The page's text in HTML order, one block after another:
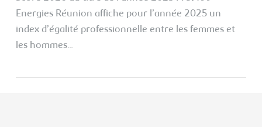
Energies Réunion affiche pour l’année 2025 un
index d’égalité professionnelle entre les femmes et
les hommes…